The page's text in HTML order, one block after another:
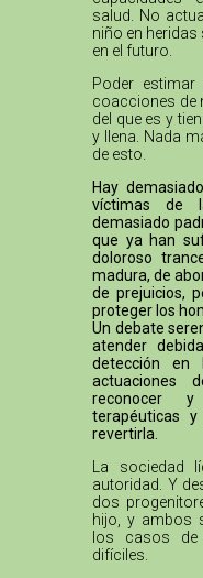
salud. No
niño en
en el futuro.
Poder
coacciones de
del que es y
y llena. Nada
de esto.
Hay
víctimas de
demasiado
que ya han
doloroso
madura, de
de prejuicios,
proteger los
Un debate
atender
detección
actuaciones
reconocer
terapéuticas
revertirla.
La sociedad
autoridad. Y
dos
hijo, y ambos
los casos de
difíciles.